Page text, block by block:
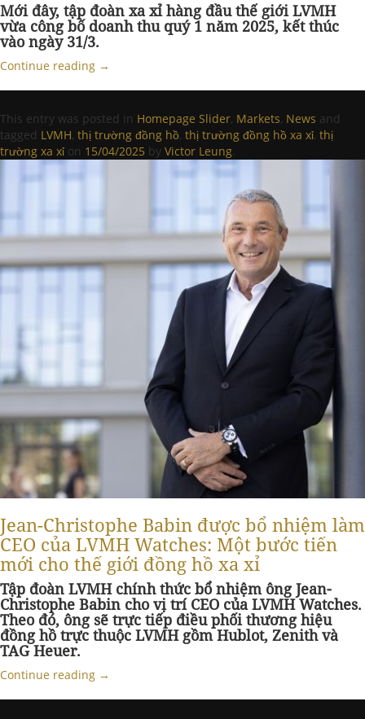
Mới đây, tập đoàn xa xỉ hàng đầu thế giới LVMH
vừa công bố doanh thu quý 1 năm 2025, kết thúc
vào ngày 31/3.
Continue reading →
This entry was posted in Homepage Slider, Markets, News and
tagged LVMH, thị trường đồng hồ, thị trường đồng hồ xa xỉ, thị
trường xa xỉ on 15/04/2025 by Victor Leung.
Jean-Christophe Babin được bổ nhiệm làm
CEO của LVMH Watches: Một bước tiến
mới cho thế giới đồng hồ xa xỉ
Tập đoàn LVMH chính thức bổ nhiệm ông Jean-
Christophe Babin cho vị trí CEO của LVMH Watches.
Theo đó, ông sẽ trực tiếp điều phối thương hiệu
đồng hồ trực thuộc LVMH gồm Hublot, Zenith và
TAG Heuer.
Continue reading →